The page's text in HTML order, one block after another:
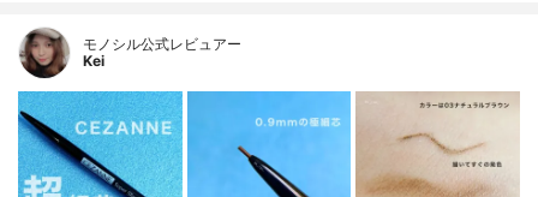
モノシル公式レビュアー
Kei